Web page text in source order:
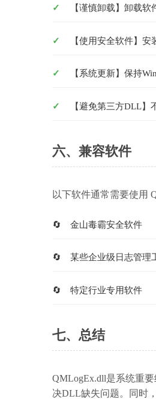
【谨慎卸载】卸载
【使用安全软件】安
【系统更新】保持
【避免第三方DLL
六、兼容软件
以下软件通常需要使用
金山毒霸安全软件
某些企业级日志管理
特定行业专用软件
七、总结
QMLogEx.dll是系统重
决DLL缺失问题。同时